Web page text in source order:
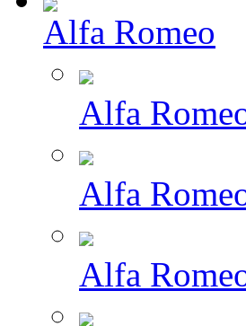
Alfa Romeo
Alfa
Alfa
Alfa